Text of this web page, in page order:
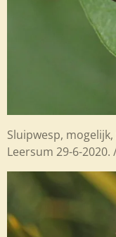
Sluipwesp, mogelijk,
Leersum 29-6-2020.